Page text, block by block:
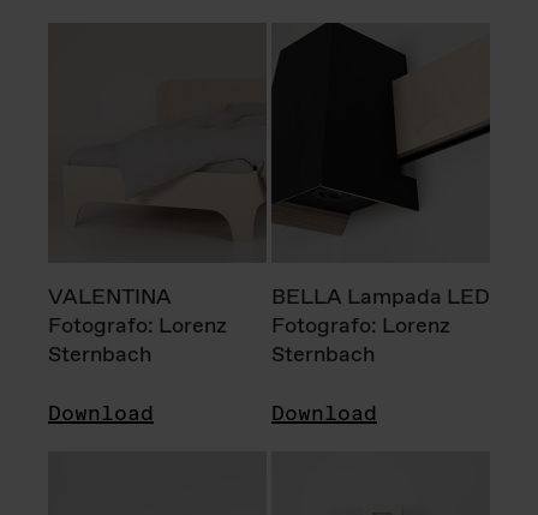
VALENTINA
Fotografo: Lorenz
Sternbach
Download
BELLA Lampada LED
Fotografo: Lorenz
Sternbach
Download